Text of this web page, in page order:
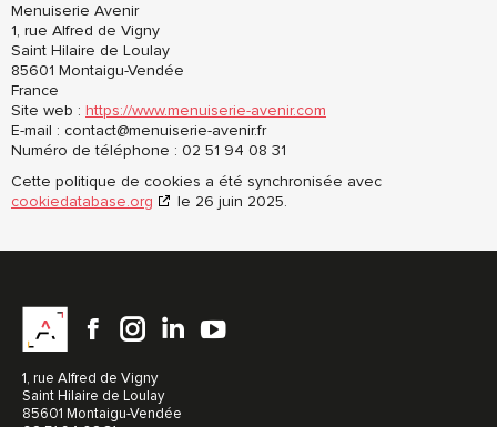
Menuiserie Avenir
1, rue Alfred de Vigny
Saint Hilaire de Loulay
85601 Montaigu-Vendée
France
Site web : https://www.menuiserie-avenir.com
E-mail : contact@menuiserie-avenir.fr
Numéro de téléphone : 02 51 94 08 31
Cette politique de cookies a été synchronisée avec
cookiedatabase.org
le 26 juin 2025.
Facebook
instagram
LinkedIn
1, rue Alfred de Vigny
Saint Hilaire de Loulay
85601 Montaigu-Vendée